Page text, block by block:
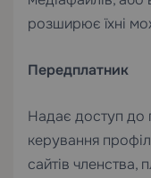
розширює їхні
Передплатник
Надає доступ до
керування
сайтів членства,